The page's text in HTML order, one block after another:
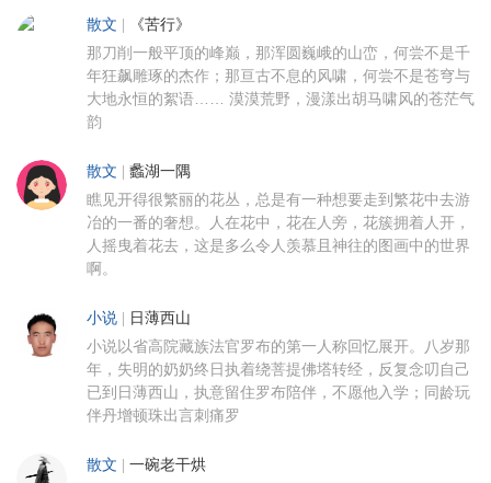
散文 《苦行》
那刀削一般平顶的峰巅，那浑圆巍峨的山峦，何尝不是千
年狂飙雕琢的杰作；那亘古不息的风啸，何尝不是苍穹与
大地永恒的絮语…… 漠漠荒野，漫漾出胡马啸风的苍茫气
韵
散文 蠡湖一隅
瞧见开得很繁丽的花丛，总是有一种想要走到繁花中去游
冶的一番的奢想。人在花中，花在人旁，花簇拥着人开，
人摇曳着花去，这是多么令人羡慕且神往的图画中的世界
啊。
小说 日薄西山
小说以省高院藏族法官罗布的第一人称回忆展开。八岁那
年，失明的奶奶终日执着绕菩提佛塔转经，反复念叨自己
已到日薄西山，执意留住罗布陪伴，不愿他入学；同龄玩
伴丹增顿珠出言刺痛罗
散文 一碗老干烘